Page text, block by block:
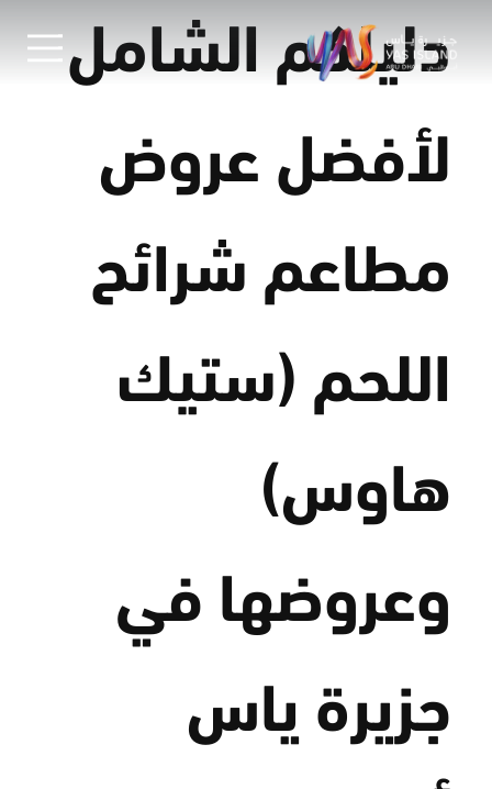
دليلكم الشامل
لأفضل عروض
مطاعم شرائح
اللحم (ستيك
هاوس)
وعروضها في
جزيرة ياس